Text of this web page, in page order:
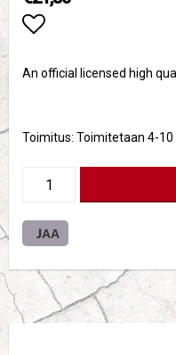
An official licensed high
Toimitus: Toimitetaan 4-10
JAA